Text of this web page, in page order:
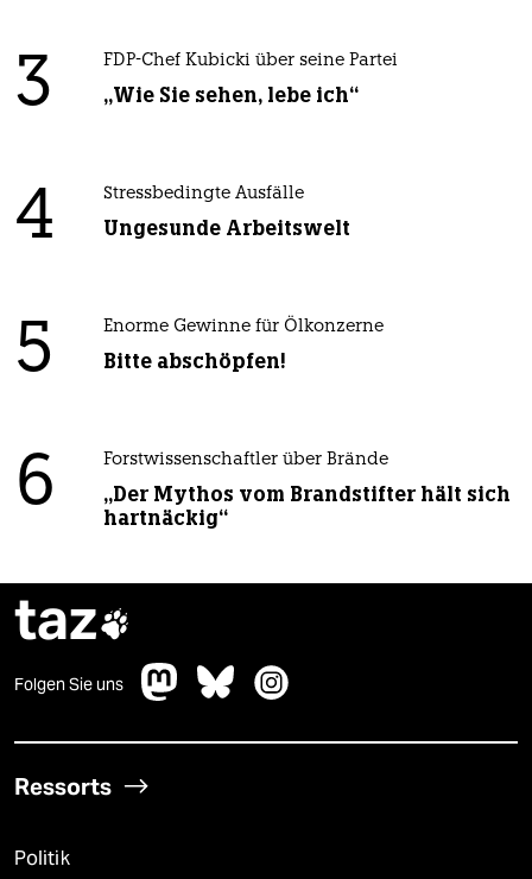
3 FDP-Chef Kubicki über seine Partei
„Wie Sie sehen, lebe ich“
4 Stressbedingte Ausfälle
Ungesunde Arbeitswelt
5 Enorme Gewinne für Ölkonzerne
Bitte abschöpfen!
6 Forstwissenschaftler über Brände
„Der Mythos vom Brandstifter hält sich
hartnäckig“
taz
Folgen Sie uns
Ressorts
Politik